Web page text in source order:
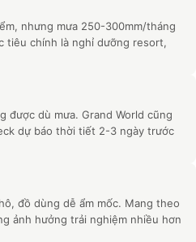
nhưng mưa 250-300mm/tháng
tiêu chính là nghỉ dưỡng resort,
được dù mưa. Grand World cũng
dự báo thời tiết 2-3 ngày trước
đồ dùng dễ ẩm mốc. Mang theo
ảnh hưởng trải nghiệm nhiều hơn